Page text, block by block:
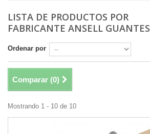
LISTA DE PRODUCTOS POR
FABRICANTE ANSELL GUANTES
Ordenar por
Comparar (0)
Mostrando 1 - 10 de 10